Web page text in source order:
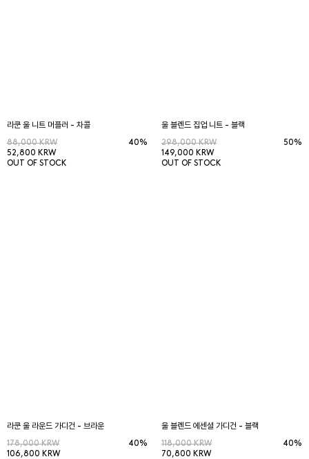
라쿤 울 니트 머플러 - 차콜
88,000 KRW
52,800 KRW
40%
OUT OF STOCK
울 블렌드 집업 니트 - 블랙
298,000 KRW
149,000 KRW
50%
OUT OF STOCK
라쿤 울 라운드 가디건 - 브라운
178,000 KRW
106,800 KRW
40%
울 블렌드 에센셜 가디건 - 블랙
118,000 KRW
70,800 KRW
40%